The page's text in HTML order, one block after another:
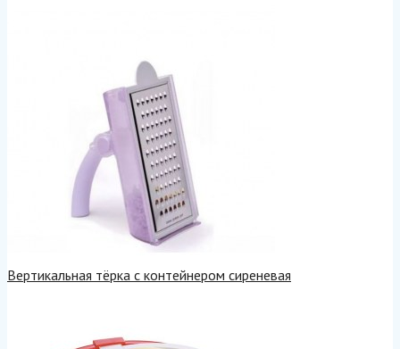
Вертикальная тёрка с контейнером сиреневая